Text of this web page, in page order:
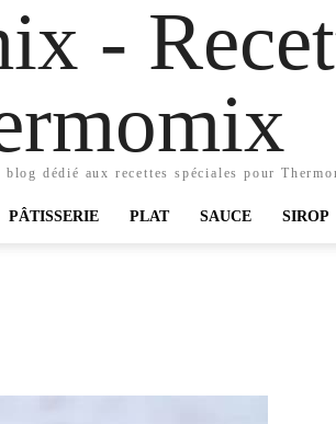
-
dédié aux recettes spéciales pour
PÂTISSERIE PLAT SAUCE SIROP